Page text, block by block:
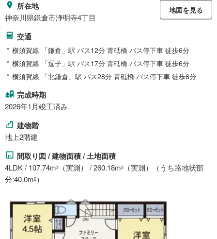
所在地
神奈川県鎌倉市浄明寺4丁目
地図を見る
交通
横須賀線 「鎌倉」駅 バス12分 青砥橋 バス停下車 徒歩6分
横須賀線 「逗子」駅 バス17分 青砥橋 バス停下車 徒歩6分
横須賀線 「北鎌倉」駅 バス28分 青砥橋 バス停下車 徒歩6分
完成時期
2026年1月竣工済み
建物階
地上2階建
間取り図 / 建物面積 / 土地面積
4LDK / 107.74m2 （実測） / 260.18m2
（実測）（うち路地状部
分:40.0m2）